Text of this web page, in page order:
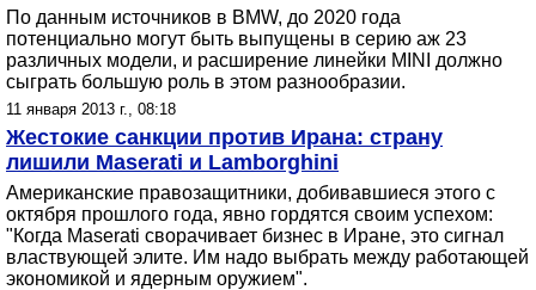
По данным источников в BMW, до 2020 года
потенциально могут быть выпущены в серию аж 23
различных модели, и расширение линейки MINI должно
сыграть большую роль в этом разнообразии.
11 января 2013 г., 08:18
Жестокие санкции против Ирана: страну
лишили Maserati и Lamborghini
Американские правозащитники, добивавшиеся этого с
октября прошлого года, явно гордятся своим успехом:
"Когда Maserati сворачивает бизнес в Иране, это сигнал
властвующей элите. Им надо выбрать между работающей
экономикой и ядерным оружием".